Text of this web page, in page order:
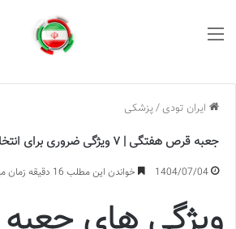
ایران تودی /پزشکی
جعبه قرص هفتگی | ۷ ویژگی ضروری برای انتخابی هوشمندانه
1404/07/04 خواندن این مطلب 16 دقیقه زمان میبرد